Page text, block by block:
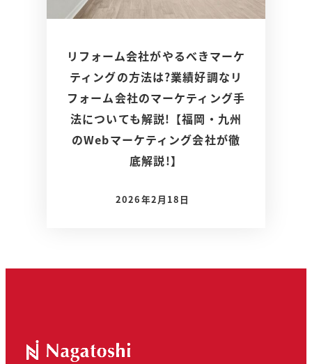
リフォーム会社がやるべきマーケ
ティングの方法は?業績好調なリ
フォーム会社のマーケティング手
法についても解説!【福岡・九州
のWebマーケティング会社が徹
底解説!】
2026年2月18日